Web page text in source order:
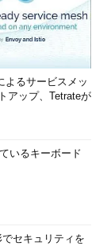
よるサービスメッ
アップ、Tetrateが
いるキーボード
セキュリティを